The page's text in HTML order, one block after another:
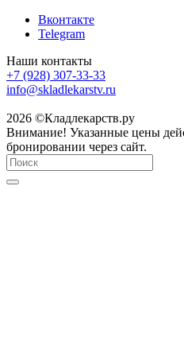
Вконтакте
Telegram
Наши контакты
+7 (928) 307-33-33
info@skladlekarstv.ru
2026 ©Кладлекарств.ру
Внимание! Указанные цены
бронировании через сайт.